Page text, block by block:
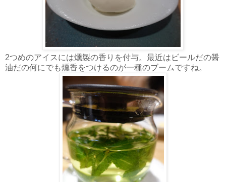
2つめのアイスには燻製の香りを付与。最近はビールだの醤
油だの何にでも燻香をつけるのが一種のブームですね。